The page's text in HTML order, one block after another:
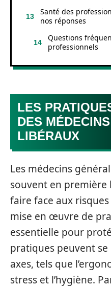
Santé des
nos réponses
Questions
professionnels
LES
DES
LIBÉRAUX
Les médecins
souvent en première
faire face aux
mise en œuvre de
essentielle pour
pratiques peuvent
axes, tels que
stress et l’hygiène.